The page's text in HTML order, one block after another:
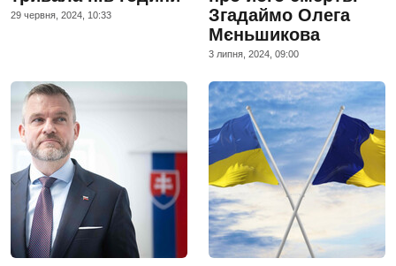
29 червня, 2024, 10:33
Згадаймо Олега
Мєньшикова
3 липня, 2024, 09:00